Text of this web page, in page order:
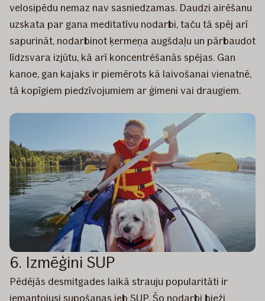
velosipēdu nemaz nav sasniedzamas. Daudzi airēšanu
uzskata par gana meditatīvu nodarbi, taču tā spēj arī
sapurināt, nodarbinot ķermeņa augšdaļu un pārbaudot
līdzsvara izjūtu, kā arī koncentrēšanās spējas. Gan
kanoe, gan kajaks ir piemērots kā laivošanai vienatnē,
tā kopīgiem piedzīvojumiem ar ģimeni vai draugiem.
6. Izmēģini SUP
Pēdējās desmitgades laikā strauju popularitāti ir
iemantojusi supošanas jeb SUP. Šo nodarbi bieži